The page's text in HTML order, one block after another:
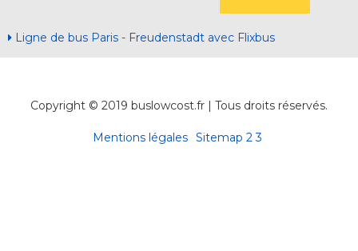
Ligne de bus Paris - Freudenstadt avec Flixbus
Copyright © 2019 buslowcost.fr | Tous droits réservés.
Mentions légales Sitemap 2 3